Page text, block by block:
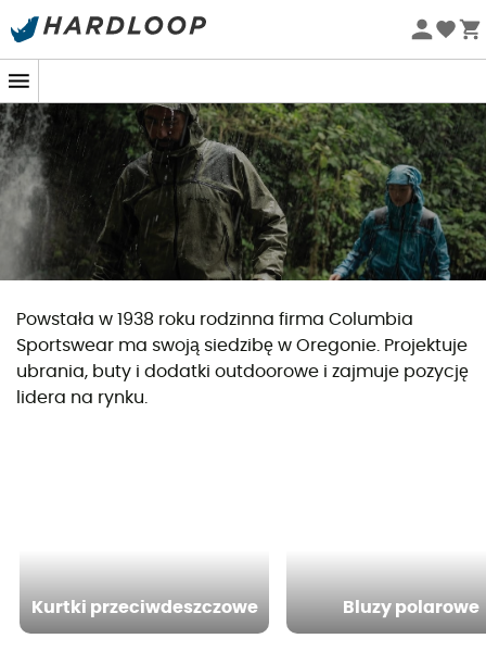
Letnie promocje 🔥 -5% DODATKOWO przy zakupie 2
Powstała w 1938 roku rodzinna firma Columbia
Sportswear ma swoją siedzibę w Oregonie. Projektuje
ubrania, buty i dodatki outdoorowe i zajmuje pozycję
lidera na rynku.
Kurtki przeciwdeszczowe Bluzy polarowe